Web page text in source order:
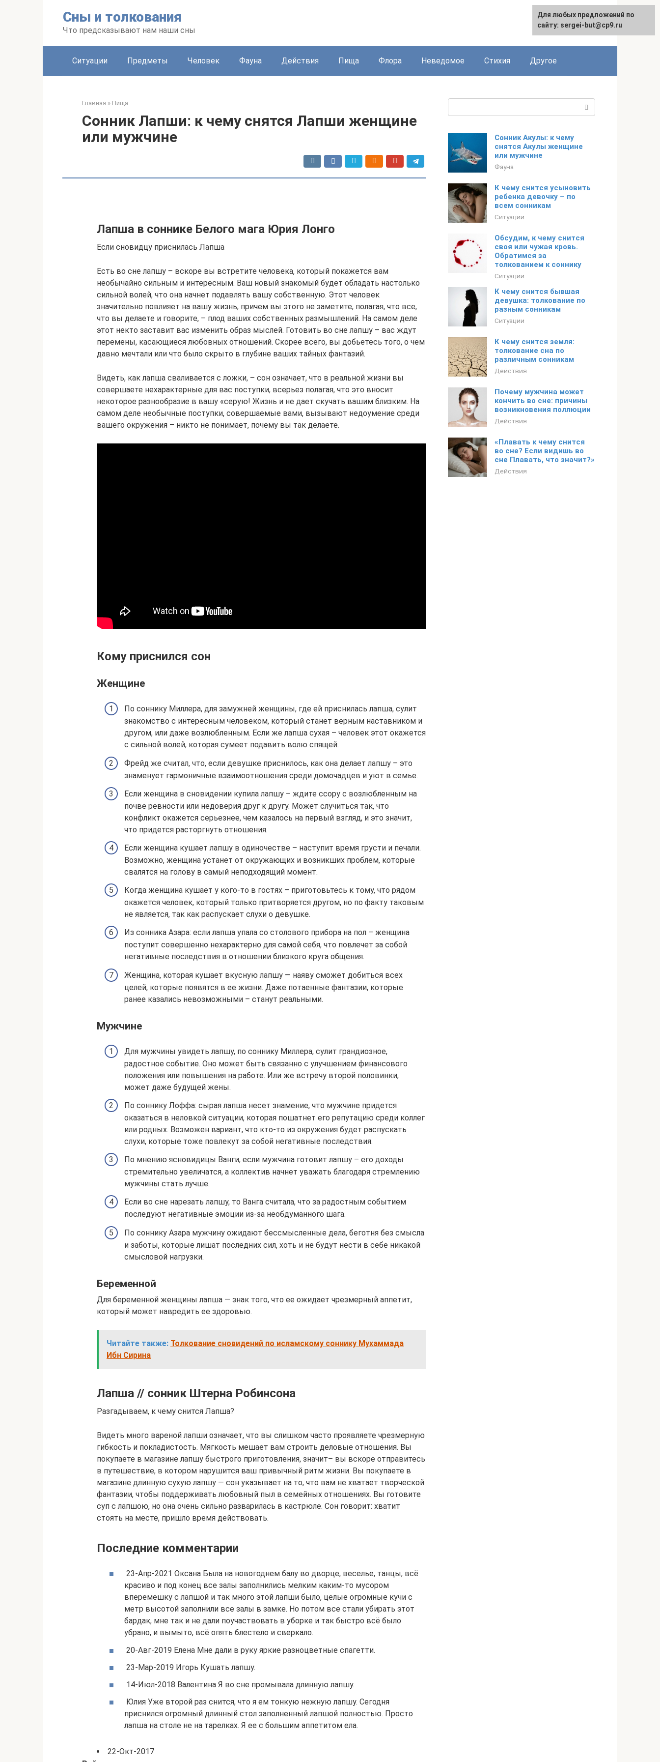
Сны и толкования
Что предсказывают нам наши сны
Ситуации Предметы Человек Фауна Действия Пища Флора Неведомое Стихия Другое
Главная » Пища
Сонник Лапши: к чему снятся Лапши женщине
или мужчине
Лапша в соннике Белого мага Юрия Лонго
Если сновидцу приснилась Лапша
Есть во сне лапшу – вскоре вы встретите человека, который покажется вам
необычайно сильным и интересным. Ваш новый знакомый будет обладать настолько
сильной волей, что она начнет подавлять вашу собственную. Этот человек
значительно повлияет на вашу жизнь, причем вы этого не заметите, полагая, что все,
что вы делаете и говорите, – плод ваших собственных размышлений. На самом деле
этот некто заставит вас изменить образ мыслей. Готовить во сне лапшу – вас ждут
перемены, касающиеся любовных отношений. Скорее всего, вы добьетесь того, о чем
давно мечтали или что было скрыто в глубине ваших тайных фантазий.
Видеть, как лапша сваливается с ложки, – сон означает, что в реальной жизни вы
совершаете нехарактерные для вас поступки, всерьез полагая, что это вносит
некоторое разнообразие в вашу «серую! Жизнь и не дает скучать вашим близким. На
самом деле необычные поступки, совершаемые вами, вызывают недоумение среди
вашего окружения – никто не понимает, почему вы так делаете.
Кому приснился сон
Женщине
По соннику Миллера, для замужней женщины, где ей приснилась лапша, сулит
знакомство с интересным человеком, который станет верным наставником и
другом, или даже возлюбленным. Если же лапша сухая – человек этот окажется
с сильной волей, которая сумеет подавить волю спящей.
Фрейд же считал, что, если девушке приснилось, как она делает лапшу – это
знаменует гармоничные взаимоотношения среди домочадцев и уют в семье.
Если женщина в сновидении купила лапшу – ждите ссору с возлюбленным на
почве ревности или недоверия друг к другу. Может случиться так, что
конфликт окажется серьезнее, чем казалось на первый взгляд, и это значит,
что придется расторгнуть отношения.
Если женщина кушает лапшу в одиночестве – наступит время грусти и печали.
Возможно, женщина устанет от окружающих и возникших проблем, которые
свалятся на голову в самый неподходящий момент.
Когда женщина кушает у кого-то в гостях – приготовьтесь к тому, что рядом
окажется человек, который только притворяется другом, но по факту таковым
не является, так как распускает слухи о девушке.
Из сонника Азара: если лапша упала со столового прибора на пол – женщина
поступит совершенно нехарактерно для самой себя, что повлечет за собой
негативные последствия в отношении близкого круга общения.
Женщина, которая кушает вкусную лапшу — наяву сможет добиться всех
целей, которые появятся в ее жизни. Даже потаенные фантазии, которые
ранее казались невозможными – станут реальными.
Мужчине
Для мужчины увидеть лапшу, по соннику Миллера, сулит грандиозное,
радостное событие. Оно может быть связанно с улучшением финансового
положения или повышения на работе. Или же встречу второй половинки,
может даже будущей жены.
По соннику Лоффа: сырая лапша несет знамение, что мужчине придется
оказаться в неловкой ситуации, которая пошатнет его репутацию среди коллег
или родных. Возможен вариант, что кто-то из окружения будет распускать
слухи, которые тоже повлекут за собой негативные последствия.
По мнению ясновидицы Ванги, если мужчина готовит лапшу – его доходы
стремительно увеличатся, а коллектив начнет уважать благодаря стремлению
мужчины стать лучше.
Если во сне нарезать лапшу, то Ванга считала, что за радостным событием
последуют негативные эмоции из-за необдуманного шага.
По соннику Азара мужчину ожидают бессмысленные дела, беготня без смысла
и заботы, которые лишат последних сил, хоть и не будут нести в себе никакой
смысловой нагрузки.
Беременной
Для беременной женщины лапша — знак того, что ее ожидает чрезмерный аппетит,
который может навредить ее здоровью.
Читайте также: Толкование сновидений по исламскому соннику Мухаммада
Ибн Сирина
Лапша // сонник Штерна Робинсона
Разгадываем, к чему снится Лапша?
Видеть много вареной лапши означает, что вы слишком часто проявляете чрезмерную
гибкость и покладистость. Мягкость мешает вам строить деловые отношения. Вы
покупаете в магазине лапшу быстрого приготовления, значит– вы вскоре отправитесь
в путешествие, в котором нарушится ваш привычный ритм жизни. Вы покупаете в
магазине длинную сухую лапшу — сон указывает на то, что вам не хватает творческой
фантазии, чтобы поддерживать любовный пыл в семейных отношениях. Вы готовите
суп с лапшою, но она очень сильно разварилась в кастрюле. Сон говорит: хватит
стоять на месте, пришло время действовать.
Последние комментарии
23-Апр-2021 Оксана Была на новогоднем балу во дворце, веселье, танцы, всё
красиво и под конец все залы заполнились мелким каким-то мусором
вперемешку с лапшой и так много этой лапши было, целые огромные кучи с
метр высотой заполнили все залы в замке. Но потом все стали убирать этот
бардак, мне так и не дали поучаствовать в уборке и так быстро всё было
убрано, и вымыто, всё опять блестело и сверкало.
20-Авг-2019 Елена Мне дали в руку яркие разноцветные спагетти.
23-Мар-2019 Игорь Кушать лапшу.
14-Июл-2018 Валентина Я во сне промывала длинную лапшу.
Юлия Уже второй раз снится, что я ем тонкую нежную лапшу. Сегодня
приснился огромный длинный стол заполненный лапшой полностью. Просто
лапша на столе не на тарелках. Я ее с большим аппетитом ела.
22-Окт-2017
Сонник Акулы: к чему
снятся Акулы женщине
или мужчине
Фауна
К чему снится усыновить
ребенка девочку – по
всем сонникам
Ситуации
Обсудим, к чему снится
своя или чужая кровь.
Обратимся за
толкованием к соннику
Ситуации
К чему снится бывшая
девушка: толкование по
разным сонникам
Ситуации
К чему снится земля:
толкование сна по
различным сонникам
Действия
Почему мужчина может
кончить во сне: причины
возникновения поллюции
Действия
«Плавать к чему снится
во сне? Если видишь во
сне Плавать, что значит?»
Действия
Для любых предложений по
сайту: sergei-but@cp9.ru